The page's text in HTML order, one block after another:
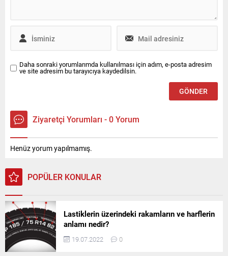
Daha sonraki yorumlarımda kullanılması için adım, e-posta adresim
ve site adresim bu tarayıcıya kaydedilsin.
Ziyaretçi Yorumları - 0 Yorum
Henüz yorum yapılmamış.
POPÜLER KONULAR
Lastiklerin üzerindeki rakamların ve harflerin
anlamı nedir?
19.07.2022 0